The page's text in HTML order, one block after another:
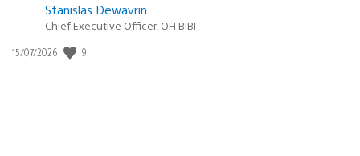
Stanislas Dewavrin
Chief Executive Officer, OH BIBI
Fecha
15/07/2026 9